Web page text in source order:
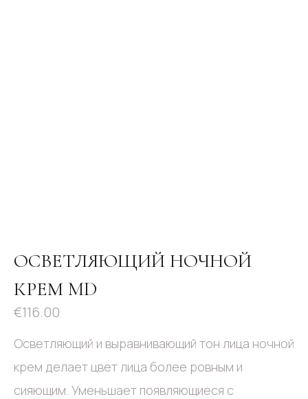
ОСВЕТЛЯЮЩИЙ НОЧНОЙ
КРЕМ MD
€116.00
Осветляющий и выравнивающий тон лица ночной
крем делает цвет лица более ровным и
сияющим. Уменьшает появляющиеся с